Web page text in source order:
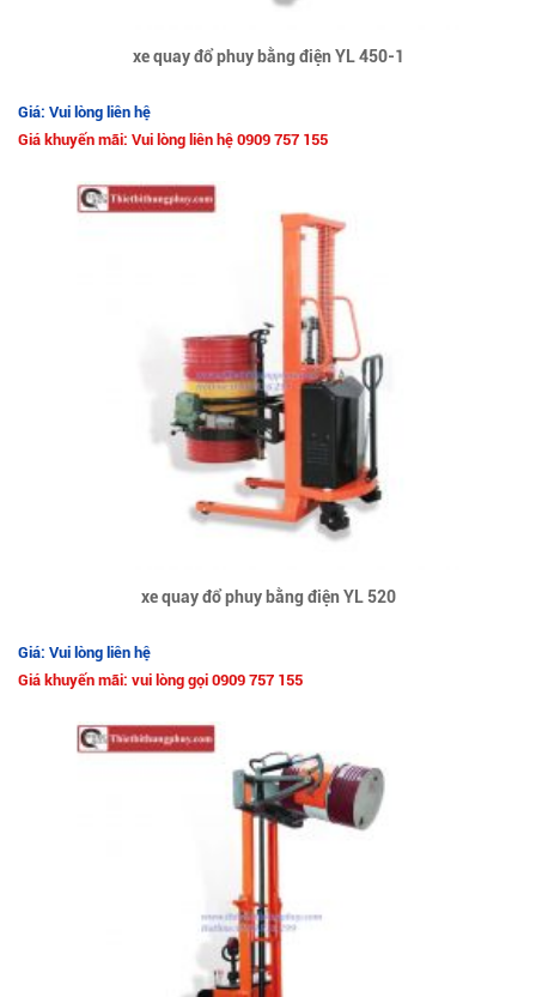
xe quay đổ phuy bằng điện YL 450-1
Giá: Vui lòng liên hệ
Giá khuyến mãi: Vui lòng liên hệ 0909 757 155
xe quay đổ phuy bằng điện YL 520
Giá: Vui lòng liên hệ
Giá khuyến mãi: vui lòng gọi 0909 757 155